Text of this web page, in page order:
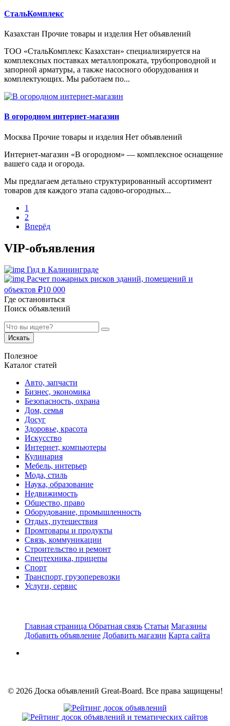
СтальКомплекс
Казахстан Прочие товары и изделия Нет объявлений
ТОО «СтальКомплекс Казахстан» специализируется на
комплексных поставках металлопроката, трубопроводной и
запорной арматуры, а также насосного оборудования и
комплектующих. Мы работаем по...
В огородном интернет-магазин
Москва Прочие товары и изделия Нет объявлений
Интернет-магазин «В огородном» — комплексное оснащение
вашего сада и огорода.
Мы предлагаем детально структурированный ассортимент
товаров для каждого этапа садово-огородных...
1
2
Вперёд
VIP-объявления
Гид в Калининграде
Расчет пожарных рисков зданий, помещений и
объектов ₽10 000
Где остановиться
Поиск объявлений
Искать
Полезное
Каталог статей
Авто, запчасти
Бизнес, экономика
Безопасность, охрана
Дом, семья
Досуг
Здоровье, красота
Искусство
Интернет, компьютеры
Кулинария
Мебель, интерьер
Мода, стиль
Наука, образование
Недвижимость
Общество, право
Оборудование, промышленность
Отдых, путешествия
Промтовары и продукты
Связь, коммуникации
Строительство и ремонт
Спецтехника, прицепы
Спорт
Транспорт, грузоперевозки
Услуги, сервис
Главная страница Обратная связь Статьи Магазины
Добавить объявление Добавить магазин Карта сайта
© 2026 Доска объявлений Great-Board. Все права защищены!